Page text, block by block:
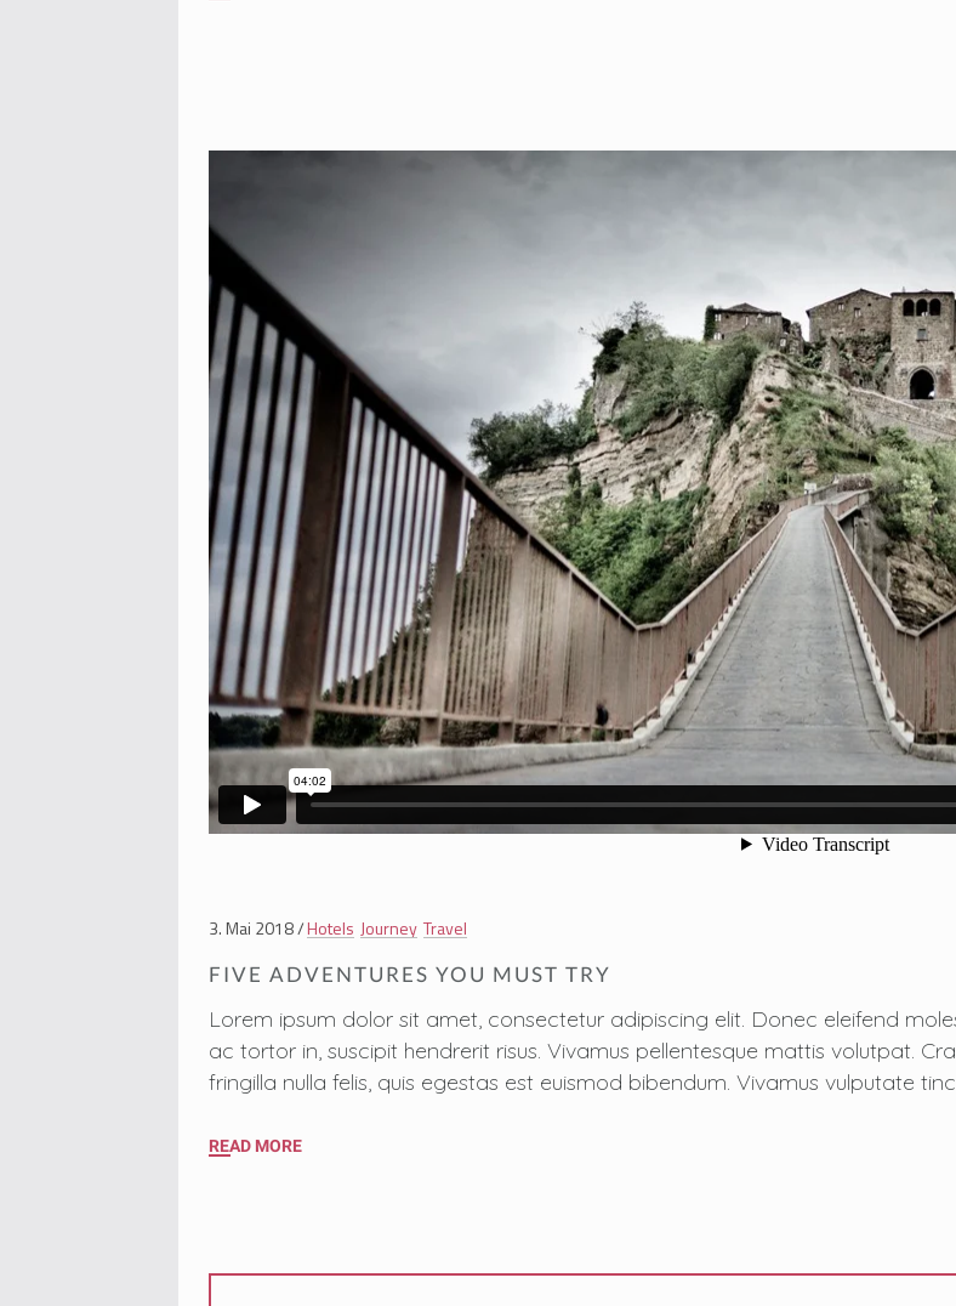
3. Mai 2018 Hotels Journey Travel
FIVE ADVENTURES YOU MUST TRY
Lorem ipsum dolor sit amet, consectetur adipiscing elit. Donec eleifend
ac tortor in, suscipit hendrerit risus. Vivamus pellentesque mattis volutpat.
fringilla nulla felis, quis egestas est euismod bibendum. Vivamus vulputate
READ MORE